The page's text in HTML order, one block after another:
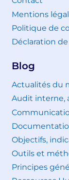
Mentions
Politique de
Déclaration
Blog
Actualités du
Audit interne,
Objectifs,
Outils et
Principes